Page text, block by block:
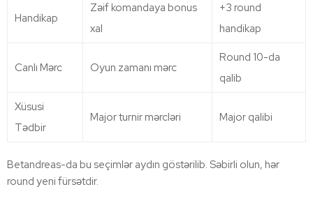
Handikap
Zəif komandaya bonus
xal
+3 round
handikap
Canlı Mərc Oyun zamanı mərc
Round 10-da
qalib
Xüsusi
Tədbir
Major turnir mərcləri Major qalibi
Betandreas-da bu seçimlər aydın göstərilib. Səbirli olun, hər
round yeni fürsətdir.